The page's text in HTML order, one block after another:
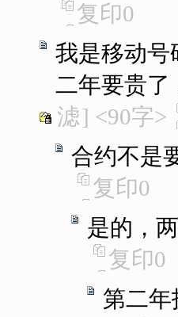
复印0
我是移动号
二年要贵了
滤] <90字>
合约不是
复印0
是的，
复印0
第二